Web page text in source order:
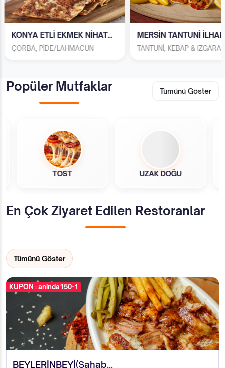
MERSİN TANTUNİ İLHAN U...
TANTUNİ, KEBAP & IZGARA
SERİNCE ÇİĞ
Popüler Mutfaklar Tümünü Göster
TOST UZAK DOĞU
En Çok Ziyaret Edilen Restoranlar
Tümünü Göster
KUPON : aninda150-1
BEYLERİNBEYİ(Sahab...